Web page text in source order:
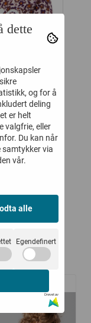
BODY
HUSHED
Kjøp
-45%
dette
og for å
deling
er helt
valgfrie, eller
Du kan når
samtykker via
vår.
alle
Egendefinert
Drevet av